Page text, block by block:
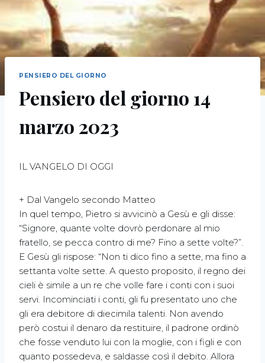
PENSIERO DEL GIORNO
Pensiero del giorno 14
marzo 2023
IL VANGELO DI OGGI
+ Dal Vangelo secondo Matteo
In quel tempo, Pietro si avvicinò a Gesù e gli disse:
“Signore, quante volte dovrò perdonare al mio
fratello, se pecca contro di me? Fino a sette volte?”.
E Gesù gli rispose: “Non ti dico fino a sette, ma fino a
settanta volte sette. A questo proposito, il regno dei
cieli è simile a un re che volle fare i conti con i suoi
servi. Incominciati i conti, gli fu presentato uno che
gli era debitore di diecimila talenti. Non avendo
però costui il denaro da restituire, il padrone ordinò
che fosse venduto lui con la moglie, con i figli e con
quanto possedeva, e saldasse così il debito. Allora